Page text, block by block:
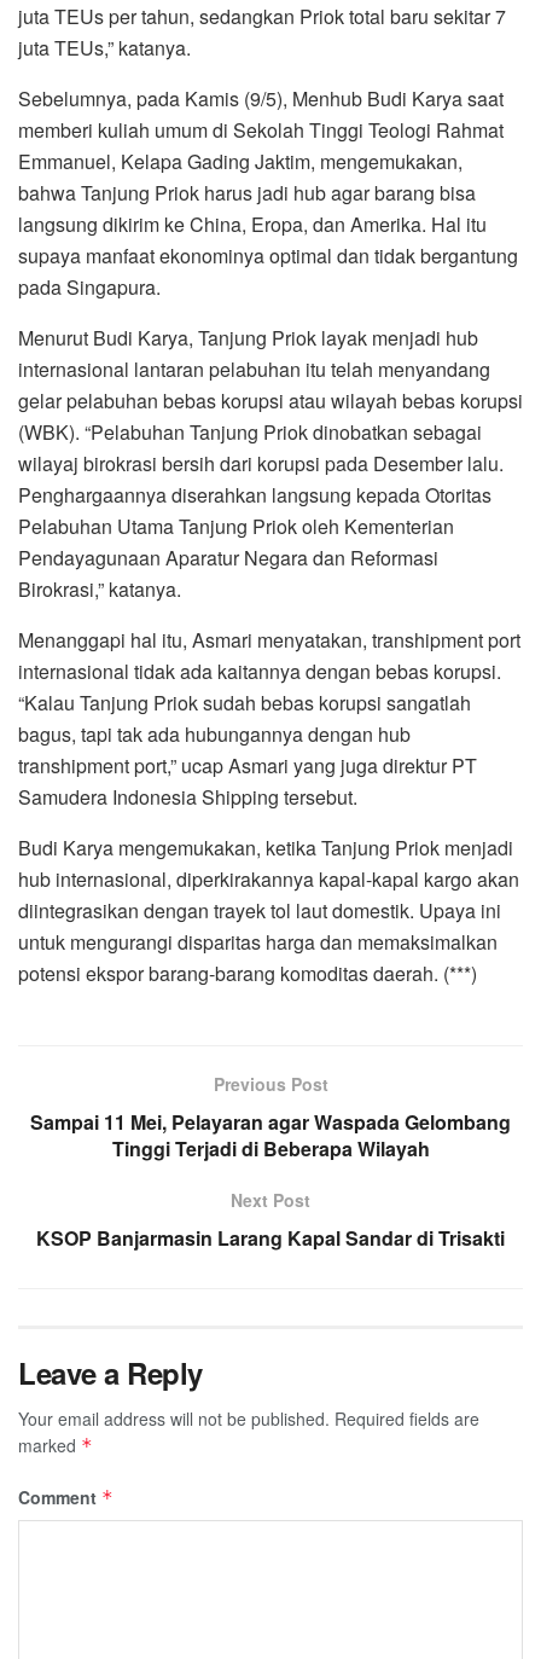
juta TEUs per tahun, sedangkan Priok total baru sekitar 7
juta TEUs,” katanya.
Sebelumnya, pada Kamis (9/5), Menhub Budi Karya saat
memberi kuliah umum di Sekolah Tinggi Teologi Rahmat
Emmanuel, Kelapa Gading Jaktim, mengemukakan,
bahwa Tanjung Priok harus jadi hub agar barang bisa
langsung dikirim ke China, Eropa, dan Amerika. Hal itu
supaya manfaat ekonominya optimal dan tidak bergantung
pada Singapura.
Menurut Budi Karya, Tanjung Priok layak menjadi hub
internasional lantaran pelabuhan itu telah menyandang
gelar pelabuhan bebas korupsi atau wilayah bebas korupsi
(WBK). “Pelabuhan Tanjung Priok dinobatkan sebagai
wilayaj birokrasi bersih dari korupsi pada Desember lalu.
Penghargaannya diserahkan langsung kepada Otoritas
Pelabuhan Utama Tanjung Priok oleh Kementerian
Pendayagunaan Aparatur Negara dan Reformasi
Birokrasi,” katanya.
Menanggapi hal itu, Asmari menyatakan, transhipment port
internasional tidak ada kaitannya dengan bebas korupsi.
“Kalau Tanjung Priok sudah bebas korupsi sangatlah
bagus, tapi tak ada hubungannya dengan hub
transhipment port,” ucap Asmari yang juga direktur PT
Samudera Indonesia Shipping tersebut.
Budi Karya mengemukakan, ketika Tanjung Priok menjadi
hub internasional, diperkirakannya kapal-kapal kargo akan
diintegrasikan dengan trayek tol laut domestik. Upaya ini
untuk mengurangi disparitas harga dan memaksimalkan
potensi ekspor barang-barang komoditas daerah. (***)
Previous Post
Sampai 11 Mei, Pelayaran agar Waspada Gelombang
Tinggi Terjadi di Beberapa Wilayah
Next Post
KSOP Banjarmasin Larang Kapal Sandar di Trisakti
Leave a Reply
Your email address will not be published. Required fields are
marked *
Comment *